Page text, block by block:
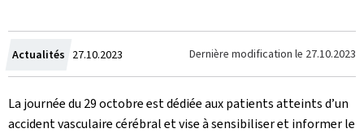
Actualités Crée
le
27.10.2023 Dernière modification le 27.10.2023
La journée du 29 octobre est dédiée aux patients atteints d’un
accident vasculaire cérébral et vise à sensibiliser et informer le